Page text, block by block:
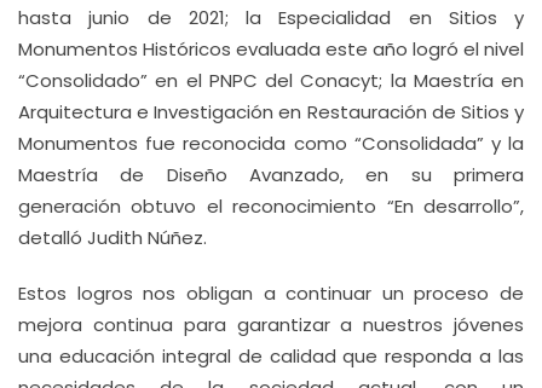
hasta junio de 2021; la Especialidad en Sitios y
Monumentos Históricos evaluada este año logró el nivel
“Consolidado” en el PNPC del Conacyt; la Maestría en
Arquitectura e Investigación en Restauración de Sitios y
Monumentos fue reconocida como “Consolidada” y la
Maestría de Diseño Avanzado, en su primera
generación obtuvo el reconocimiento “En desarrollo”,
detalló Judith Núñez.
Estos logros nos obligan a continuar un proceso de
mejora continua para garantizar a nuestros jóvenes
una educación integral de calidad que responda a las